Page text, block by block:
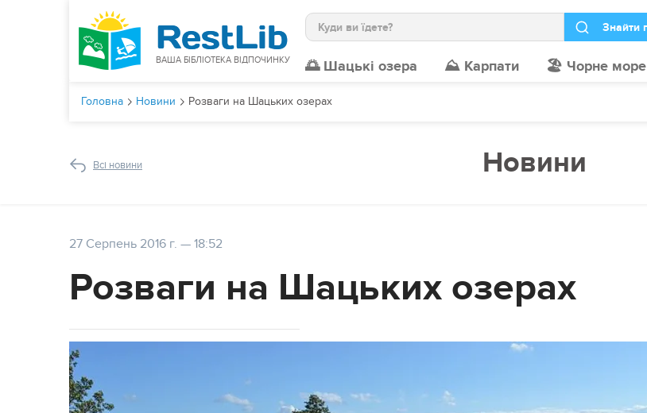
ВАША БІБЛІОТЕКА ВІДПОЧИНКУ
Пошук
🌅 Шацькі озера ⛰️ Карпати 🏖️ Чорне море
Головна Новини Розваги на Шацьких озерах
Всі новини Новини
27 Серпень 2016 г. — 18:52
Розваги на Шацьких озерах